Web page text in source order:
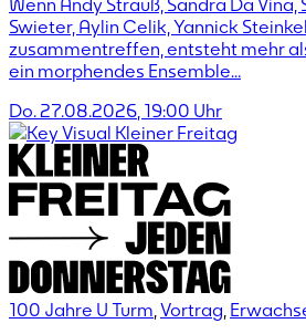
Swieter, Aylin Celik, Yannick
zusammentreffen, entsteht mehr
ein morphendes Ensemble…
Do. 27.08.2026 19:00 Uhr
100 Jahre U Turm,Vortrag,